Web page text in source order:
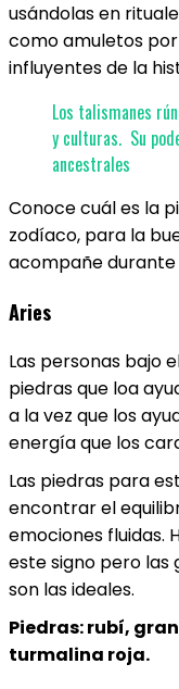
usándolas en
como amuletos
influyentes de la
Los talismanes
y culturas. Su
ancestrales
Conoce cuál es la
zodíaco, para la
acompañe durante
Aries
Las personas bajo
piedras que loa
a la vez que los
energía que los
Las piedras para
encontrar el
emociones fluidas.
este signo pero las
son las ideales.
Piedras: rubí,
turmalina roja.